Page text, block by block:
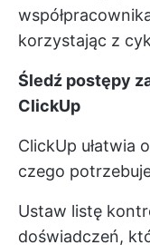
korzystając z
Śledź postępy
ClickUp
ClickUp ułatwia
czego
Ustaw listę
doświadczeń,